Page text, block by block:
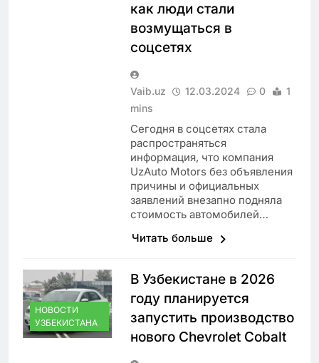
как люди стали
возмущаться в
соцсетях
Vaib.uz 12.03.2024 0
1
mins
Сегодня в соцсетях стала
распространяться
информация, что компания
UzAuto Motors без объявления
причины и официальных
заявлений внезапно подняла
стоимость автомобилей…
Читать больше
НОВОСТИ
УЗБЕКИСТАНА
В Узбекистане в 2026
году планируется
запустить производство
нового Chevrolet Cobalt